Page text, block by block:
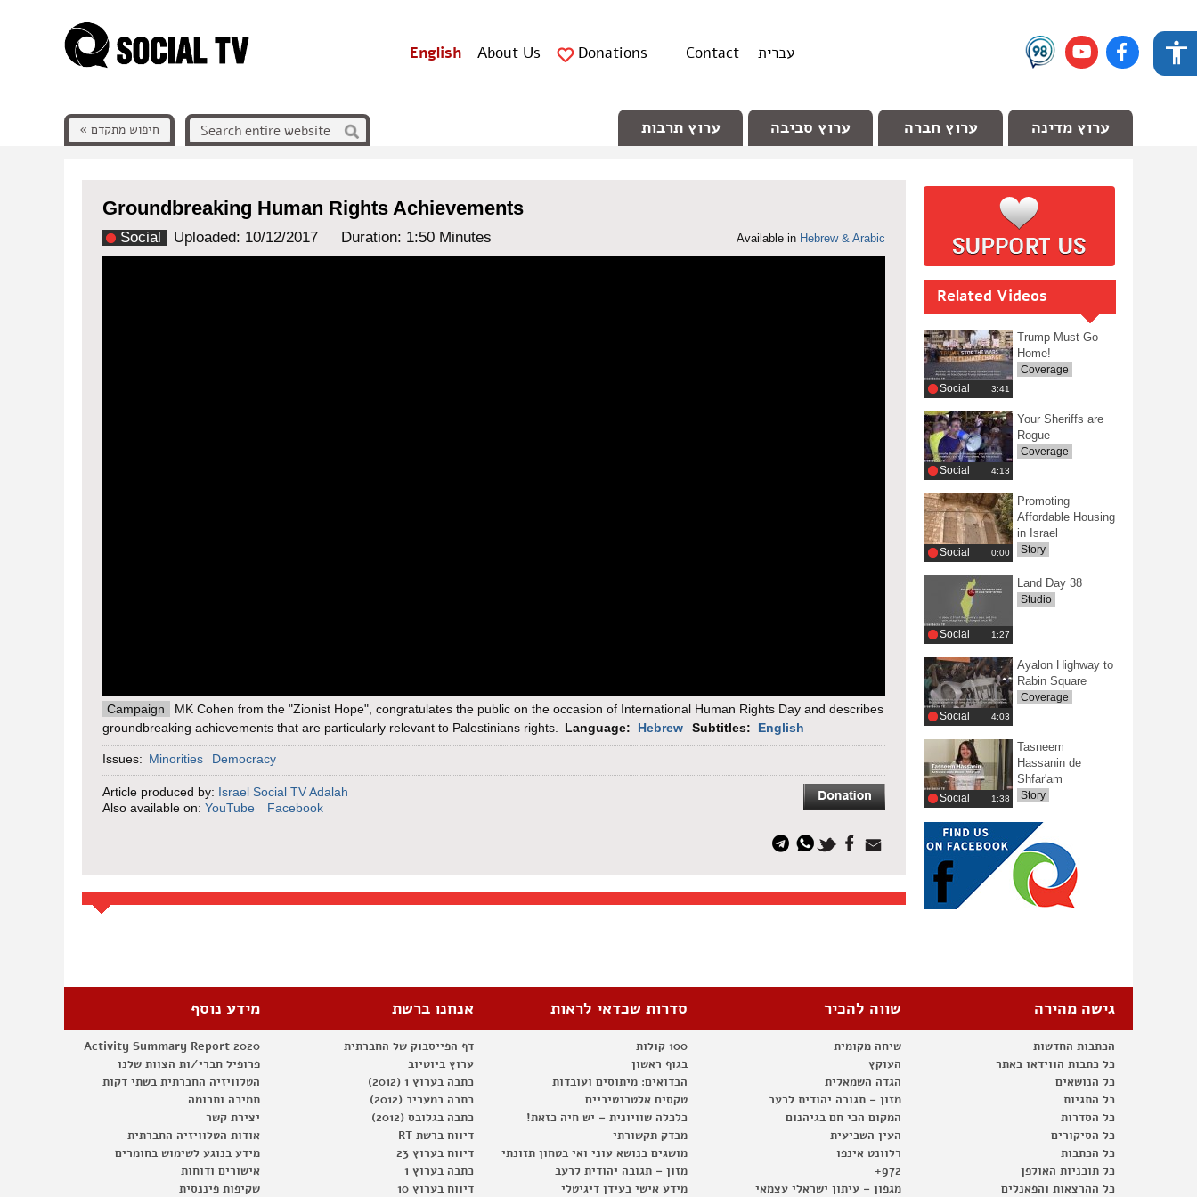
עברית Contact
Donations
About Us
English
ערוץ מדינה ערוץ חברה ערוץ סביבה ערוץ תרבות חיפוש מתקדם »
Groundbreaking Human Rights Achievements
Social Uploaded: 10/12/2017 Duration: ‎1:50 Minutes Available in Hebrew & Arabic
Campaign
MK Cohen from the "Zionist Hope", congratulates the public on the occasion of International Human Rights Day and describes
groundbreaking achievements that are particularly relevant to Palestinians rights.
Language: Hebrew Subtitles: English
Issues: Minorities Democracy
Article produced by: Israel Social TVAdalah
Also available on: YouTube Facebook
Related Videos
Social ‎3:41
Trump Must Go
Home!
Coverage
Social ‎4:13
Your Sheriffs are
Rogue
Coverage
Social 0:00
Promoting
Affordable Housing
in Israel
Story
Social ‎1:27
Land Day 38
Studio
Social ‎4:03
Ayalon Highway to
Rabin Square
Coverage
Social ‎1:38
Tasneem
Hassanin de
Shfar'am
Story
גישה מהירה
הכתבות החדשות
כל כתבות הווידאו באתר
כל הנושאים
כל התגיות
כל הסדרות
כל הסיקורים
כל הכתבות
כל תוכניות האולפן
כל ההרצאות והפאנלים
שווה להכיר
שיחה מקומית
העוקץ
הגדה השמאלית
מזון – תגובה יהודית לרעב
המקום הכי חם בגיהנום
העין השביעית
רלוונט אינפו
972+
מגפון – עיתון ישראלי עצמאי
סדרות שכדאי לראות
100 קולות
בגוף ראשון
הבדואים: מיתוסים ועובדות
טקסים אלטרנטיביים
כלכלה שוויונית – יש חיה כזאת!
מבדק תקשורתי
מושגים בנושא עוני ואי בטחון תזונתי
מזון – תגובה יהודית לרעב
מידע אישי בעידן דיגיטלי
אנחנו ברשת
דף הפייסבוק של החברתית
ערוץ ביוטיוב
כתבה בערוץ 1 (2012)
כתבה במעריב (2012)
כתבה בגלובס (2012)
דיווח ברשת RT
דיווח בערוץ 23
כתבה בערוץ 1
דיווח בערוץ 10
מידע נוסף
Activity Summary Report 2020
פרופיל חברי/ות הצוות שלנו
הטלוויזיה החברתית בשתי דקות
תמיכה ותרומה
יצירת קשר
אודות הטלוויזיה החברתית
מידע בנוגע לשימוש בחומרים
אישורים ודוחות
שקיפות פיננסית